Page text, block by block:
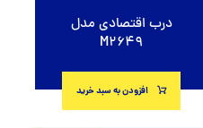
درب اقتصادی مدل
M2649
افزودن به سبد خرید